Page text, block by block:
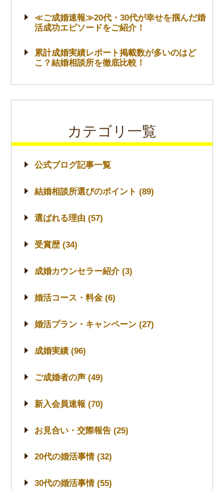
≪ご成婚速報≫20代・30代が幸せを掴んだ婚
活成功エピソードをご紹介！
累計成婚実績レポート掲載数が多いのはど
こ？結婚相談所を徹底比較！
カテゴリ一覧
公式ブログ記事一覧
結婚相談所選びのポイント (89)
選ばれる理由 (57)
受賞歴 (34)
成婚カウンセラー紹介 (3)
婚活コース・料金 (6)
婚活プラン・キャンペーン (27)
成婚実績 (96)
ご成婚者の声 (49)
新入会員速報 (70)
お見合い・交際報告 (25)
20代の婚活事情 (32)
30代の婚活事情 (55)